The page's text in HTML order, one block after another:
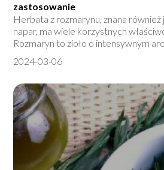
zastosowanie
Herbata z rozmarynu, znana
napar, ma wiele korzystnych
Rozmaryn to zioło o intensywnym
2024-03-06